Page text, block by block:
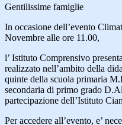
Gentilissime famiglie
In occasione dell’evento
Novembre alle ore 11.00,
l’ Istituto Comprensivo
realizzato nell’ambito della
quinte della scuola primaria
secondaria di primo grado
partecipazione dell’Istituto
Per accedere all’evento, e’